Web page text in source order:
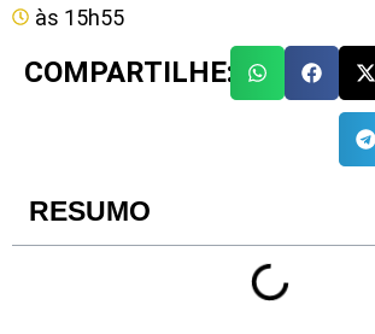
às 15h55
COMPARTILHE:
RESUMO